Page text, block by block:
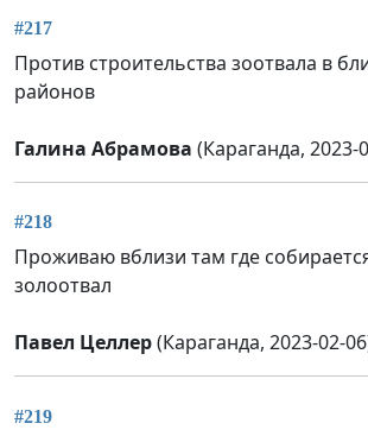
#217
Против строительства зоотвала в
районов
Галина Абрамова (Караганда, 2023-
#218
Проживаю вблизи там где
золоотвал
Павел Целлер(Караганда, 2023-02-
#219